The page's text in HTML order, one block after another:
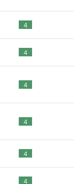
4
4
4
4
4
4